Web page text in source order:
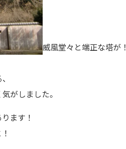
威風堂々と端正な塔が！
がしました。
ます！